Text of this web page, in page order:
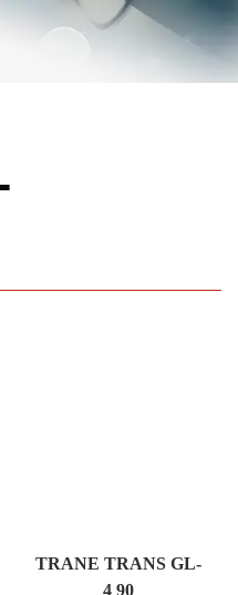
TRANE TRANS GL-
4 90